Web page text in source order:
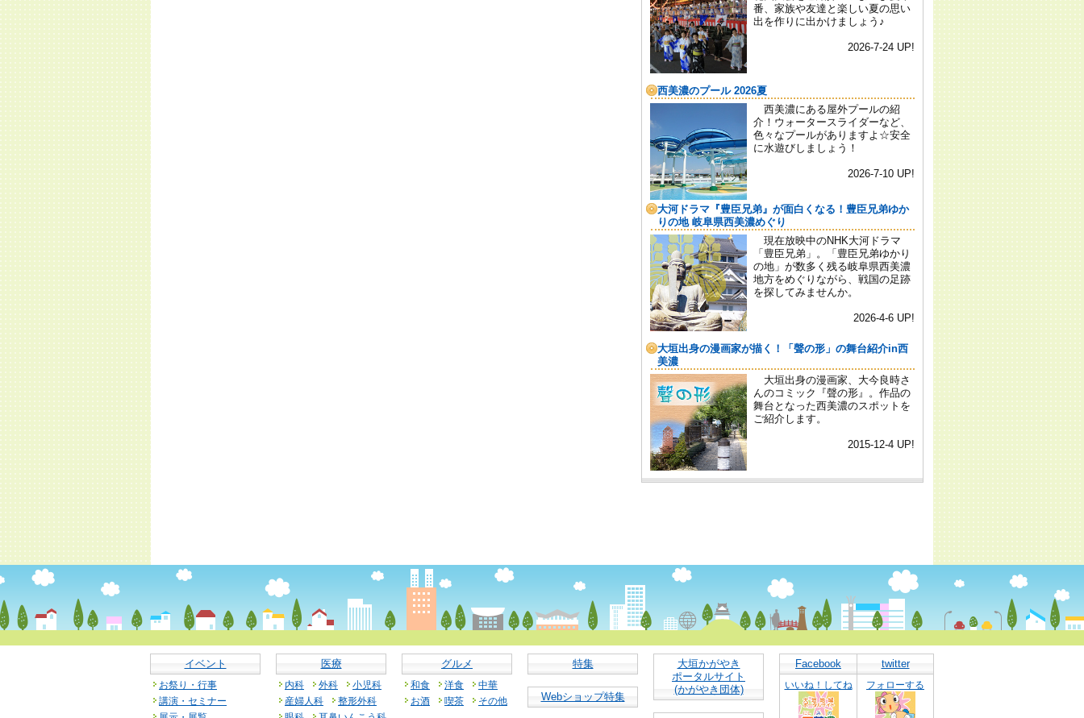
イベント
お祭り・行事
講演・セミナー
医療
内科 外科
小児科
産婦人科
整形外科
グルメ
和食 洋食
中華
お酒
喫茶 その他
特集
Webショップ特集
大垣かがやき
ポータルサイト
(かがやき団体)
Facebook
いいね！してね
twitter
フォローする